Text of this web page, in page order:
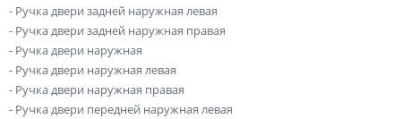
- Ручка двери задней наружная левая
- Ручка двери задней наружная правая
- Ручка двери наружная
- Ручка двери наружная левая
- Ручка двери наружная правая
- Ручка двери передней наружная левая